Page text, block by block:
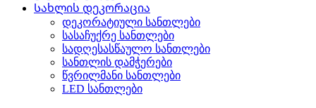
Სახლის დეკორაცია
დეკორატიული სანთლები
სასაჩუქრე სანთლები
სადღესასწაულო სანთლები
სანთლის დამჭერები
წვრილმანი სანთლები
LED სანთლები